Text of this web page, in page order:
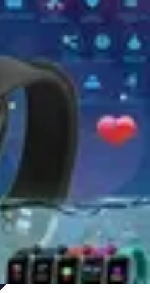
Guide de sélection
Conseils de